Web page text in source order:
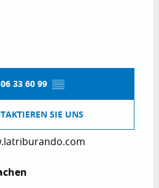
06 33 60 99 ▒▒
SIE UNS